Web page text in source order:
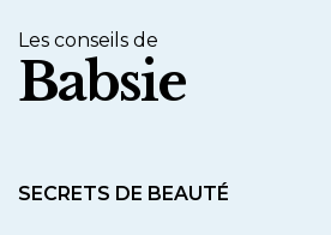
Les conseils de
Babsie
SECRETS DE BEAUTÉ